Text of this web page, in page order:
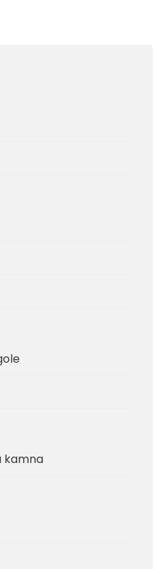
kamna